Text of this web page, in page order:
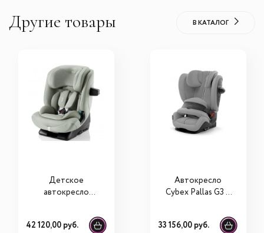
Другие товары В КАТАЛОГ
Детское
автокресло
42 120,00 руб.
Автокресло
Cybex Pallas G3 i-
33 156,00 руб.